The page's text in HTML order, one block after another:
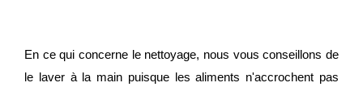
En ce qui concerne le nettoyage, nous vous conseillons de
le laver à la main puisque les aliments n'accrochent pas